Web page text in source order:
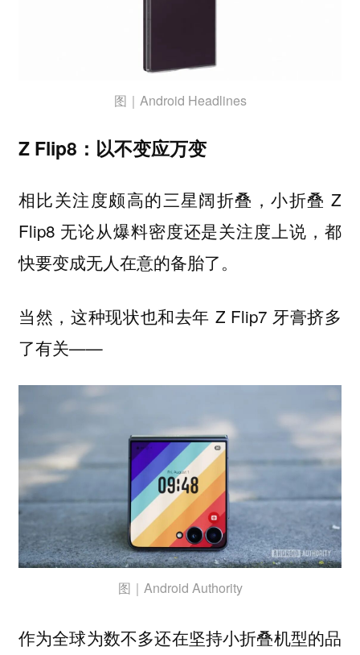
图｜Android Headlines
Z Flip8：以不变应万变
相比关注度颇高的三星阔折叠，小折叠 Z
Flip8 无论从爆料密度还是关注度上说，都
快要变成无人在意的备胎了。
当然，这种现状也和去年 Z Flip7 牙膏挤多
了有关——
图｜Android Authority
作为全球为数不多还在坚持小折叠机型的品